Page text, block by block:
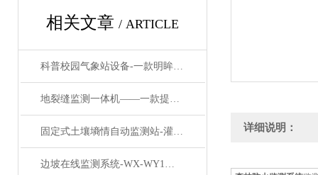
相关文章 / ARTICLE
科普校园气象站设备-一款明眸皓齿的校园自动气象观测站#2022已更新
地裂缝监测一体机——一款提前监测地质隐患的裂缝监测站#2024更新
固定式土壤墒情自动监测站-灌溉的秘诀：多层土壤墒情监测站助力节水增效
边坡在线监测系统-WX-WY1滑坡、地裂在线监测解决方案#2024已更新
详细说明：